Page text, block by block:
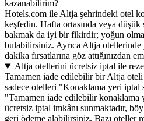
kazanabilirim?
Hotels.com ile Altja şehrindeki otel
keşfedin. Hafta ortasında veya düşük
bakmak da iyi bir fikirdir; yoğun
bulabilirsiniz. Ayrıca Altja otellerinde
dakika fırsatlarına göz attığınızdan
Altja otellerini ücretsiz iptal ile
Tamamen iade edilebilir bir Altja
sadece otelleri "Konaklama yeri
"Tamamen iade edilebilir
ücretsiz iptal imkânı sunmaktadır,
geri ödeme alabilirsiniz. Bazı oteller